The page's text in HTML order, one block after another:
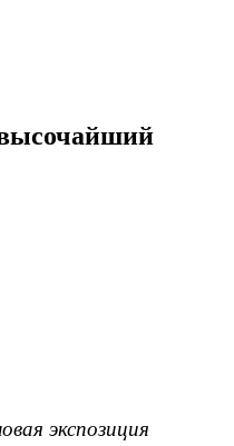
высочайший
экспозиция